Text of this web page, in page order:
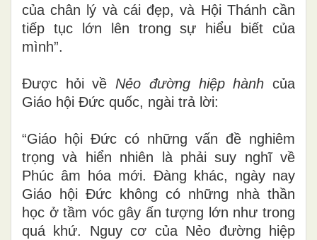
của chân lý và cái đẹp, và Hội Thánh cần
tiếp tục lớn lên trong sự hiểu biết của
mình”.
Được hỏi về Nẻo đường hiệp hành của
Giáo hội Đức quốc, ngài trả lời:
“Giáo hội Đức có những vấn đề nghiêm
trọng và hiển nhiên là phải suy nghĩ về
Phúc âm hóa mới. Đàng khác, ngày nay
Giáo hội Đức không có những nhà thần
học ở tầm vóc gây ấn tượng lớn như trong
quá khứ. Nguy cơ của Nẻo đường hiệp